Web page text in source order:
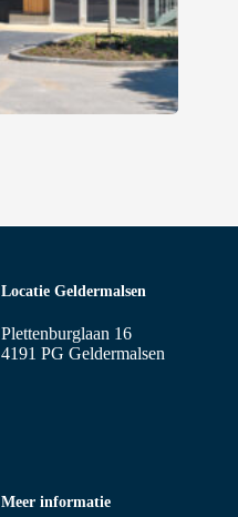
Meer informatie
Locatie Geldermalsen
Plettenburglaan 16
4191 PG Geldermalsen